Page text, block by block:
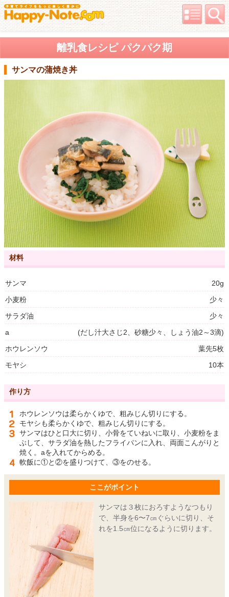
離乳食レシピ パクパク期
サンマの蒲焼き丼
材料
サンマ
20g
小麦粉
少々
サラダ油
少々
a
(だし汁大さじ2、砂糖少々、しょう油2～3滴)
ホウレンソウ
葉先5枚
モヤシ
10本
作り方
ホウレンソウは柔らかくゆで、粗みじん切りにする。
モヤシも柔らかくゆで、粗みじん切りにする。
サンマはひと口大に切り、小骨をていねいに取り、小麦粉をま
ぶして、サラダ油を熱したフライパンに入れ、両面こんがりと
焼く。aを入れてからめる。
軟飯に①と②を盛りつけて、③をのせる。
ここがポイント
サンマは３枚におろすようなつもり
で、半身を6〜7㎝ぐらいに切り、そ
れを1.5㎝位になるように切ります。